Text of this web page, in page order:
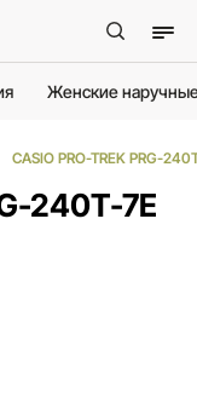
Женские
CASIO PRO-TREK PRG-
240T-7E